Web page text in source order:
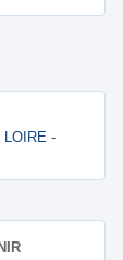
LOIRE -